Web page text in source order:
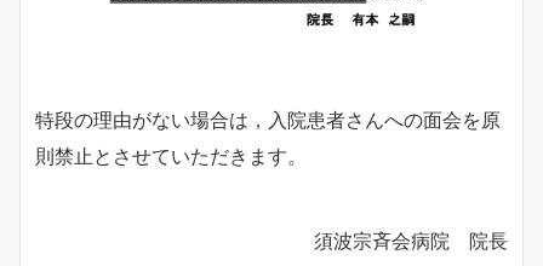
特段の理由がない場合は，入院患者さんへの面会を原
則禁止とさせていただきます。
須波宗斉会病院 院長